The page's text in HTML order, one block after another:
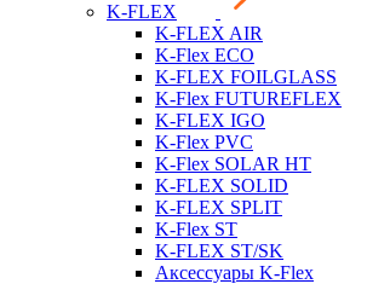
K-FLEX
K-FLEX AIR
K-Flex ECO
K-FLEX FOILGLASS
K-Flex FUTUREFLEX
K-FLEX IGO
K-Flex PVC
K-Flex SOLAR HT
K-FLEX SOLID
K-FLEX SPLIT
K-Flex ST
K-FLEX ST/SK
Аксессуары K-Flex